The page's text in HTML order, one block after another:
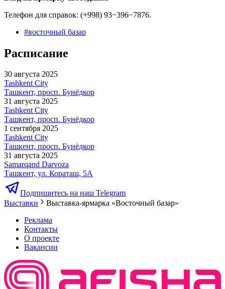
Телефон для справок: (+998) 93−396−7876.
#восточный базар
Расписание
30 августа 2025
Tashkent City
Ташкент, просп. Бунёдкор
31 августа 2025
Tashkent City
Ташкент, просп. Бунёдкор
1 сентября 2025
Tashkent City
Ташкент, просп. Бунёдкор
31 августа 2025
Samarqand Darvoza
Ташкент, ул. Кораташ, 5А
Подпишитесь на наш Telegram
Выставки
Выставка-ярмарка «Восточный базар»
Реклама
Контакты
О проекте
Вакансии